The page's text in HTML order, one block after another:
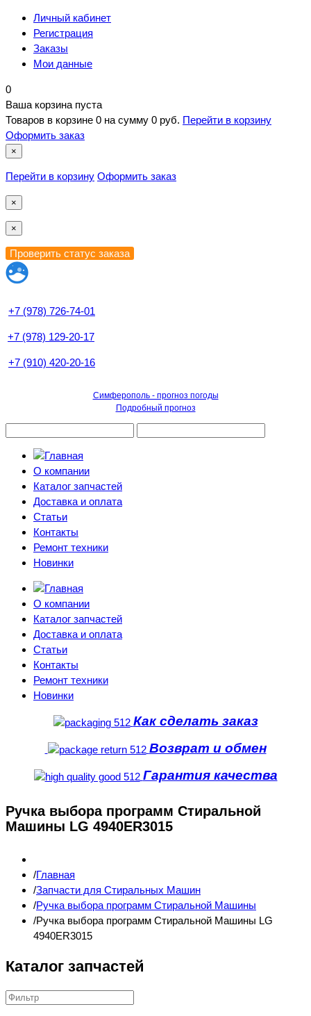
Личный кабинет
Регистрация
Заказы
Мои данные
0
Ваша корзина пуста
Товаров в корзине 0 на сумму 0 руб. Перейти в корзину
Оформить заказ
×
Перейти в корзину Оформить заказ
×
×
+7 (978) 726-74-01
+7 (978) 129-20-17
+7 (910) 420-20-16
Симферополь - прогноз погоды
Подробный прогноз
О компании
Каталог запчастей
Доставка и оплата
Статьи
Контакты
Ремонт техники
Новинки
О компании
Каталог запчастей
Доставка и оплата
Статьи
Контакты
Ремонт техники
Новинки
Как сделать заказ
Возврат и обмен
Гарантия качества
Ручка выбора программ Стиральной
Машины LG 4940ER3015
Главная
Запчасти для Стиральных Машин
Ручка выбора программ Стиральной Машины
Ручка выбора программ Стиральной Машины LG
4940ER3015
Каталог запчастей